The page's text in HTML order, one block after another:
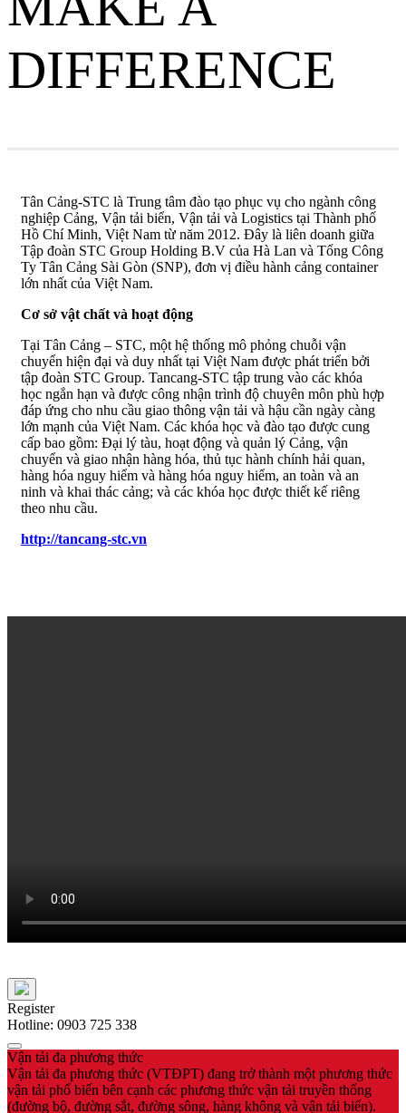
DIFFERENCE
Tân Cảng-STC là Trung tâm đào tạo phục vụ cho ngành công
nghiệp Cảng, Vận tải biển, Vận tải và Logistics tại Thành phố
Hồ Chí Minh, Việt Nam từ năm 2012. Đây là liên doanh giữa
Tập đoàn STC Group Holding B.V của Hà Lan và Tổng Công
Ty Tân Cảng Sài Gòn (SNP), đơn vị điều hành cảng container
lớn nhất của Việt Nam.
Cơ sở vật chất và hoạt động
Tại Tân Cảng – STC, một hệ thống mô phỏng chuỗi vận
chuyển hiện đại và duy nhất tại Việt Nam được phát triển bởi
tập đoàn STC Group. Tancang-STC tập trung vào các khóa
học ngắn hạn và được công nhận trình độ chuyên môn phù hợp
đáp ứng cho nhu cầu giao thông vận tải và hậu cần ngày càng
lớn mạnh của Việt Nam. Các khóa học và đào tạo được cung
cấp bao gồm: Đại lý tàu, hoạt động và quản lý Cảng, vận
chuyển và giao nhận hàng hóa, thủ tục hành chính hải quan,
hàng hóa nguy hiểm và hàng hóa nguy hiểm, an toàn và an
ninh và khai thác cảng; và các khóa học được thiết kế riêng
theo nhu cầu.
http://tancang-stc.vn
Register
Hotline: 0903 725 338
Vận tải đa phương thức
Vận tải đa phương thức (VTĐPT) đang trở thành một phương thức
vận tải phổ biến bên cạnh các phương thức vận tải truyền thống
(đường bộ, đường sắt, đường sông, hàng không và vận tải biển).